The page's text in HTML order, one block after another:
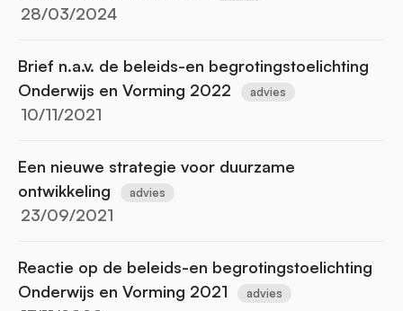
28/03/2024
Brief n.a.v. de beleids-en begrotingstoelichting
Onderwijs en Vorming 2022
advies
10/11/2021
Een nieuwe strategie voor duurzame
ontwikkeling
advies
23/09/2021
Reactie op de beleids-en begrotingstoelichting
Onderwijs en Vorming 2021
advies